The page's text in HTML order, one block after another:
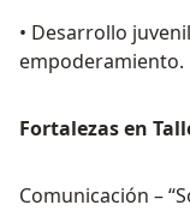
• Desarrollo
empoderamiento.
Fortalezas en
Comunicación –